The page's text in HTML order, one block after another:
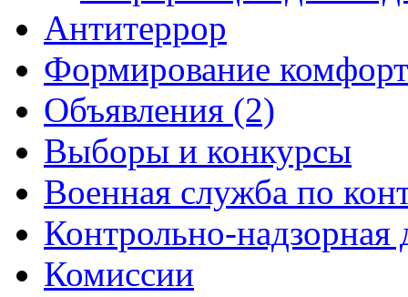
Антитеррор
Формирование
Объявления (2)
Выборы и конкурсы
Военная служба по
Контрольно-надзорная
Комиссии